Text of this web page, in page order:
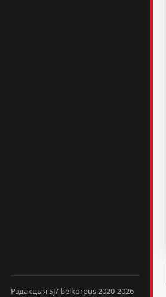
Рэдакцыя SJ/ belkorpus 2020-2026